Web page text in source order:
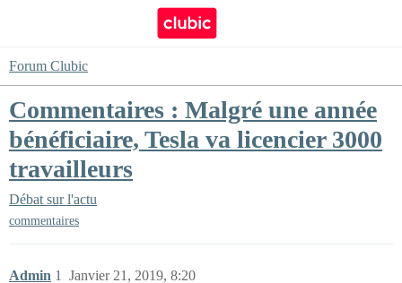
Forum Clubic
Commentaires : Malgré une année
bénéficiaire, Tesla va licencier 3000
travailleurs
Débat sur l'actu
commentaires
Admin Janvier 21, 2019, 8:20
1